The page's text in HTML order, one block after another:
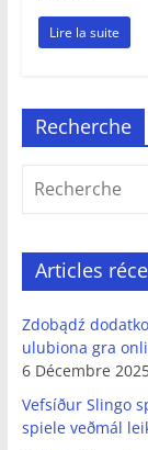
Lire la suite
Recherche
Articles
Zdobądź
ulubiona gra
6 Décembre
Vefsíður Slingo
spiele veðmál